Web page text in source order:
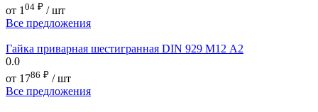
от 1 04 ₽ / шт
Все предложения
Гайка приварная шестигранная DIN 929 М12 А2
0.0
от 1786 ₽ / шт
Все предложения